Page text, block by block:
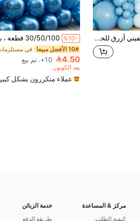
107 بالون كونفيتي أزرق للحفلات، سلاسل خيوط، و2 إكسسوارات بالون، مثالية لتزيين حفلات أعياد الميلاد ذات الطابع الأزرق الفاتح، فعاليات العطلات، خلفيات غرفة الحفلات، ديكورات الزفاف، ديكورات الغرف، بالونات ديكور الجدران، هدايا الحفلات، مجموعات قوس بالونات ديكور الحفلات، بالونات ديكور حفلات الأطفال، موسم العودة إلى المدرسة، وعيد الحب. %10-
10# الأفضل مبيعا
4.50 10+. تم بيع
بعد الكوبون
عملاء متكررون بشكل كبير
مركز & المساعدة
كيفية الطلب
خدمة الزبائن
طريقة الدفع